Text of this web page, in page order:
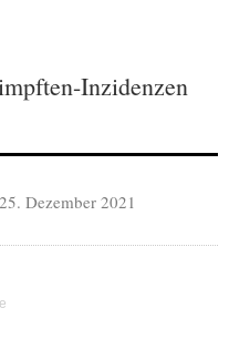
Inzidenzen
Dezember 2021